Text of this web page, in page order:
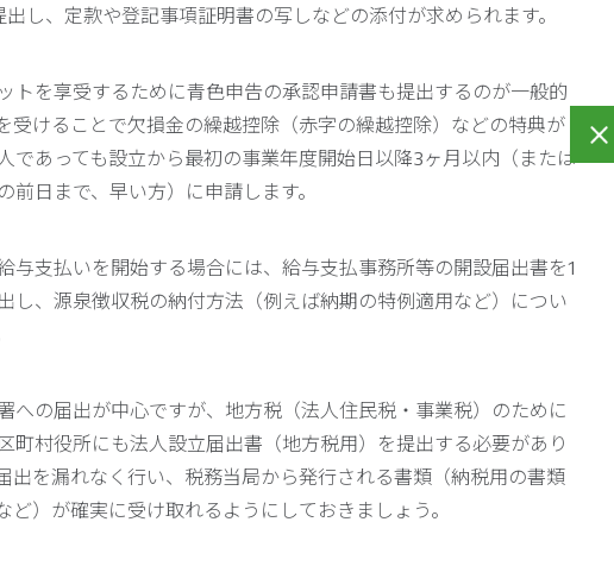
し、定款や登記事項証明書の写しなどの添付が求められます。
トを享受するために青色申告の承認申請書も提出するのが一般的
受けることで欠損金の繰越控除（赤字の繰越控除）などの特典が
であっても設立から最初の事業年度開始日以降3ヶ月以内（または
前日まで、早い方）に申請します。
与支払いを開始する場合には、給与支払事務所等の開設届出書を1
し、源泉徴収税の納付方法（例えば納期の特例適用など）につい
への届出が中心ですが、地方税（法人住民税・事業税）のために
町村役所にも法人設立届出書（地方税用）を提出する必要があり
出を漏れなく行い、税務当局から発行される書類（納税用の書類
ど）が確実に受け取れるようにしておきましょう。